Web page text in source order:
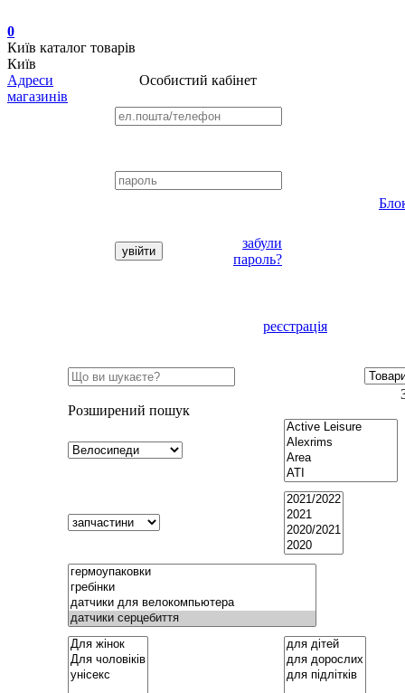
0
Київ каталог товарів
Київ
Адреси
магазинів
Особистий кабінет
забули
пароль?
реєстрація
Розширений пошук